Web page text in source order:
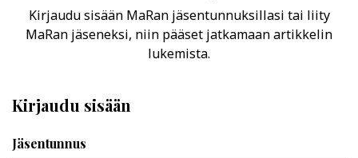
Kirjaudu sisään MaRan jäsentunnuksillasi tai liity
MaRan jäseneksi, niin pääset jatkamaan artikkelin
lukemista.
Kirjaudu sisään
Jäsentunnus